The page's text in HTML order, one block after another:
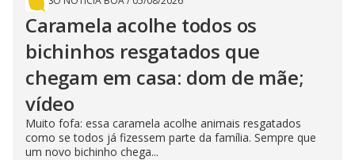
Caramela acolhe todos os
bichinhos resgatados que
chegam em casa: dom de mãe;
vídeo
Muito fofa: essa caramela acolhe animais resgatados
como se todos já fizessem parte da família. Sempre que
um novo bichinho chega...